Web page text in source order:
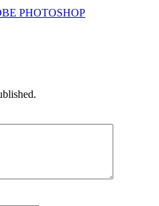
PHOTOSHOP